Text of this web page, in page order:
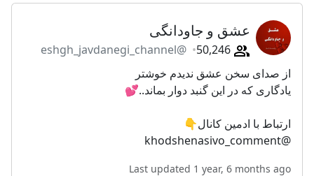
عشق و جاودانگی
@eshgh_javdanegi_channel
از صدای سخن عشق ندیدم خوشتر
یادگاری که در این گنبد دوار بماند..💕
ارتباط با ادمین کانال👇
@khodshenasivo_comment
Last updated 1 year, 6 months ago